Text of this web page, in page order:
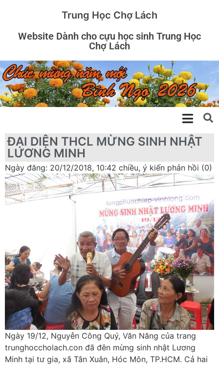
Trung Học Chợ Lách
Website Dành cho cựu học sinh Trung Học
Chợ Lách
ĐẠI DIỆN THCL MỪNG SINH NHẬT
LƯƠNG MINH
Ngày đăng: 20/12/2018, 10:42 chiều, ý kiến phản hồi (0)
Ngày 19/12, Nguyễn Công Quý, Văn Năng của trang
trunghoccholach.con đã đên mừng sinh nhật Lương
Minh tại tư gia, xã Tân Xuân, Hóc Môn, TP.HCM. Cả hai